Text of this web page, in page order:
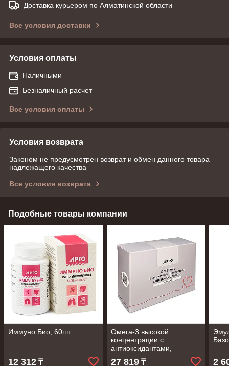
Доставка курьером по Алматинской области
Все условия доставки
Условия оплаты
Наличными
Безналичный расчет
Все условия оплаты
Условия возврата
Законом не предусмотрен возврат и обмен данного товара
надлежащего качества
Все условия возврата
Подобные товары компании
Иммуно Био, 60шт.
12 312 ₸
Омега-3 высокой
концентрации с
антиоксидантами,
капсулы, 30 шт
27 819₸ 2